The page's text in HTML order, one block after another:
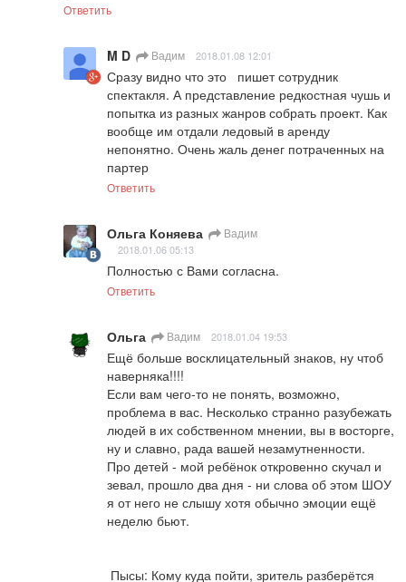
Ответить
M D Вадим 2018.01.08 12:01
Сразу видно что это   пишет сотрудник
спектакля. А представление редкостная чушь и
попытка из разных жанров собрать проект. Как
вообще им отдали ледовый в аренду
непонятно. Очень жаль денег потраченных на
партер
Ответить
Ольга Коняева Вадим
2018.01.06 05:13
Полностью с Вами согласна.
Ответить
Ольга Вадим 2018.01.04 19:53
Ещё больше восклицательный знаков, ну чтоб
наверняка!!!!
Если вам чего-то не понять, возможно,
проблема в вас. Несколько странно разубежать
людей в их собственном мнении, вы в восторге,
ну и славно, рада вашей незамутненности.
Про детей - мой ребёнок откровенно скучал и
зевал, прошло два дня - ни слова об этом ШОУ
я от него не слышу хотя обычно эмоции ещё
неделю бьют.